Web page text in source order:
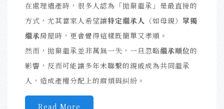
在處理遺產時，很多人認為「拋棄繼承」是最直接的
方式，尤其當家人希望讓特定繼承人 （如母親） 單獨
繼承房屋時，更會覺得這樣既簡單又孝順。
然而，拋棄繼承並非萬無一失，一旦忽略繼承順位的
影響，反而可能讓多年未聯繫的親戚成為共同繼承
人，造成產權分配上的麻煩與糾紛。
Read More